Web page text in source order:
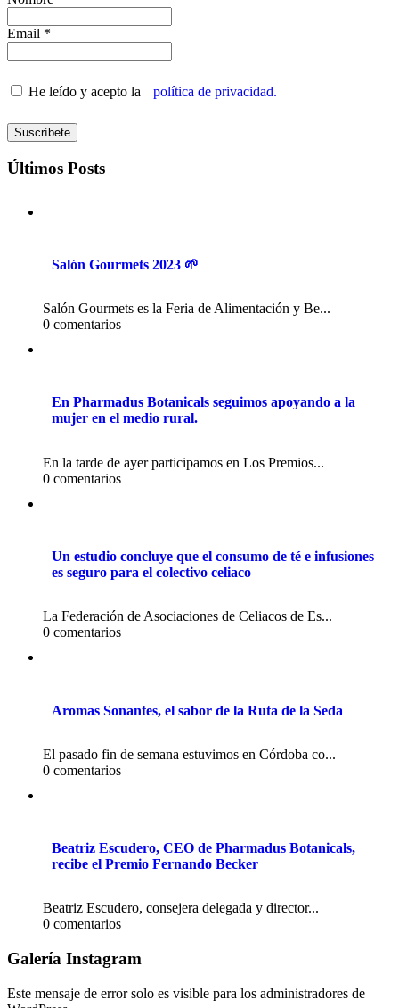
Email *
He leído y acepto la política de privacidad.
Últimos Posts
Salón Gourmets 2023 🌱
Salón Gourmets es la Feria de Alimentación y Be...
0 comentarios
En Pharmadus Botanicals seguimos apoyando a la
mujer en el medio rural.
En la tarde de ayer participamos en Los Premios...
0 comentarios
Un estudio concluye que el consumo de té e infusiones
es seguro para el colectivo celiaco
La Federación de Asociaciones de Celiacos de Es...
0 comentarios
Aromas Sonantes, el sabor de la Ruta de la Seda
El pasado fin de semana estuvimos en Córdoba co...
0 comentarios
Beatriz Escudero, CEO de Pharmadus Botanicals,
recibe el Premio Fernando Becker
Beatriz Escudero, consejera delegada y director...
0 comentarios
Galería Instagram
Este mensaje de error solo es visible para los administradores de